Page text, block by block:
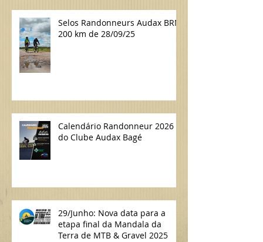
Selos Randonneurs Audax BRM
200 km de 28/09/25
Calendário Randonneur 2026
do Clube Audax Bagé
29/Junho: Nova data para a
etapa final da Mandala da
Terra de MTB & Gravel 2025